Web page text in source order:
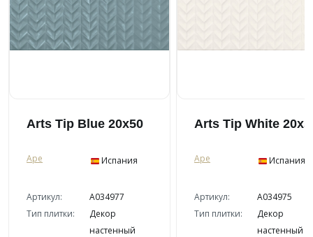
Arts Tip Blue 20x50
Ape Испания
Артикул:
A034977
Тип плитки:
Декор
настенный
Arts Tip White
Ape Испания
Артикул:
A034975
Тип плитки:
Декор
настенный